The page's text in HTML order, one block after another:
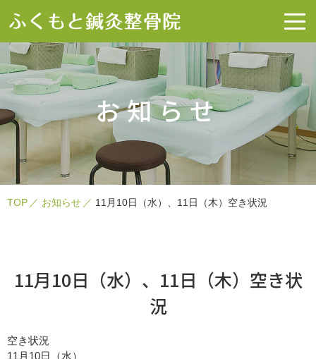
お知らせ
TOP お知らせ 11月10日（水）、11日（木）空き状況
11月10日（水）、11日（木）空き状
況
空き状況
11月10日（水）